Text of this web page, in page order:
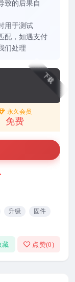
致的后果自
用于测试
配，如遇支付
们处理
下载
永久会员
免费
升级
固件
藏 点赞(0)